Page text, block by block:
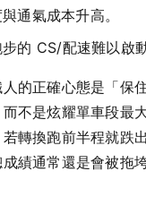
通氣成本升高。
的 CS/配速難以啟動
的正確心態是「保
不是炫耀單車段最
轉換跑前半程就跌
績通常還是會被拖垮